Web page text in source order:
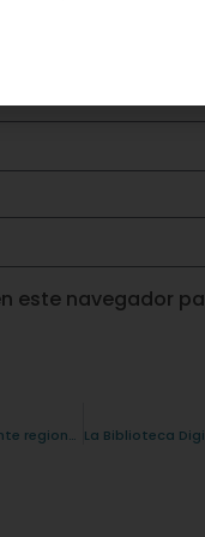
este navegador
DIGITEL, SOUTEC y GENESYS impulsan a Venezuela como referente regional en Inteligencia Artificial al firmar acuerdo de colaboración.